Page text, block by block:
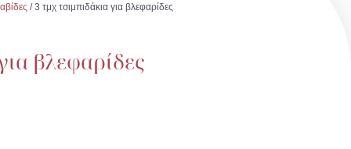
/ 3 τμχ τσιμπιδάκια για βλεφαρίδες
βλεφαρίδες